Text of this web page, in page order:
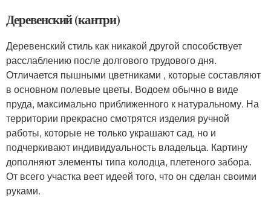
Деревенский (кантри)
Деревенский стиль как никакой другой способствует
расслаблению после долгового трудового дня.
Отличается пышными цветниками , которые составляют
в основном полевые цветы. Водоем обычно в виде
пруда, максимально приближенного к натуральному. На
территории прекрасно смотрятся изделия ручной
работы, которые не только украшают сад, но и
подчеркивают индивидуальность владельца. Картину
дополняют элементы типа колодца, плетеного забора.
От всего участка веет идеей того, что он сделан своими
руками.